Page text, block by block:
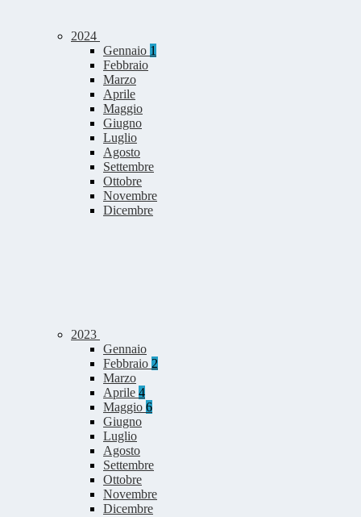
2024
Gennaio 1
Febbraio
Marzo
Aprile
Maggio
Giugno
Luglio
Agosto
Settembre
Ottobre
Novembre
Dicembre
2023
Gennaio
Febbraio 2
Marzo
Aprile 4
Maggio 6
Giugno
Luglio
Agosto
Settembre
Ottobre
Novembre
Dicembre